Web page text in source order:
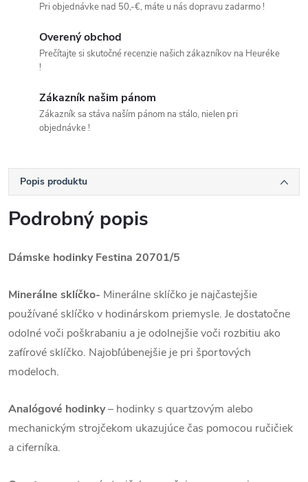
Pri objednávke nad 50,-€, máte u nás dopravu zadarmo !
Overený obchod
Prečítajte si skutočné recenzie našich zákazníkov na Heuréke
!
Zákazník našim pánom
Zákazník sa stáva naším pánom na stálo, nielen pri
objednávke !
Popis produktu
Podrobný popis
Dámske hodinky Festina 20701/5
Minerálne sklíčko- Minerálne sklíčko je najčastejšie
používané sklíčko v hodinárskom priemysle. Je dostatočne
odolné voči poškrabaniu a je odolnejšie voči rozbitiu ako
zafírové sklíčko. Najobľúbenejšie je pri športových
modeloch.
Analógové hodinky– hodinky s quartzovým alebo
mechanickým strojčekom ukazujúce čas pomocou ručičiek
a ciferníka.